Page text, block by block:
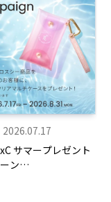
2026.07.17
サマープレゼント
ン